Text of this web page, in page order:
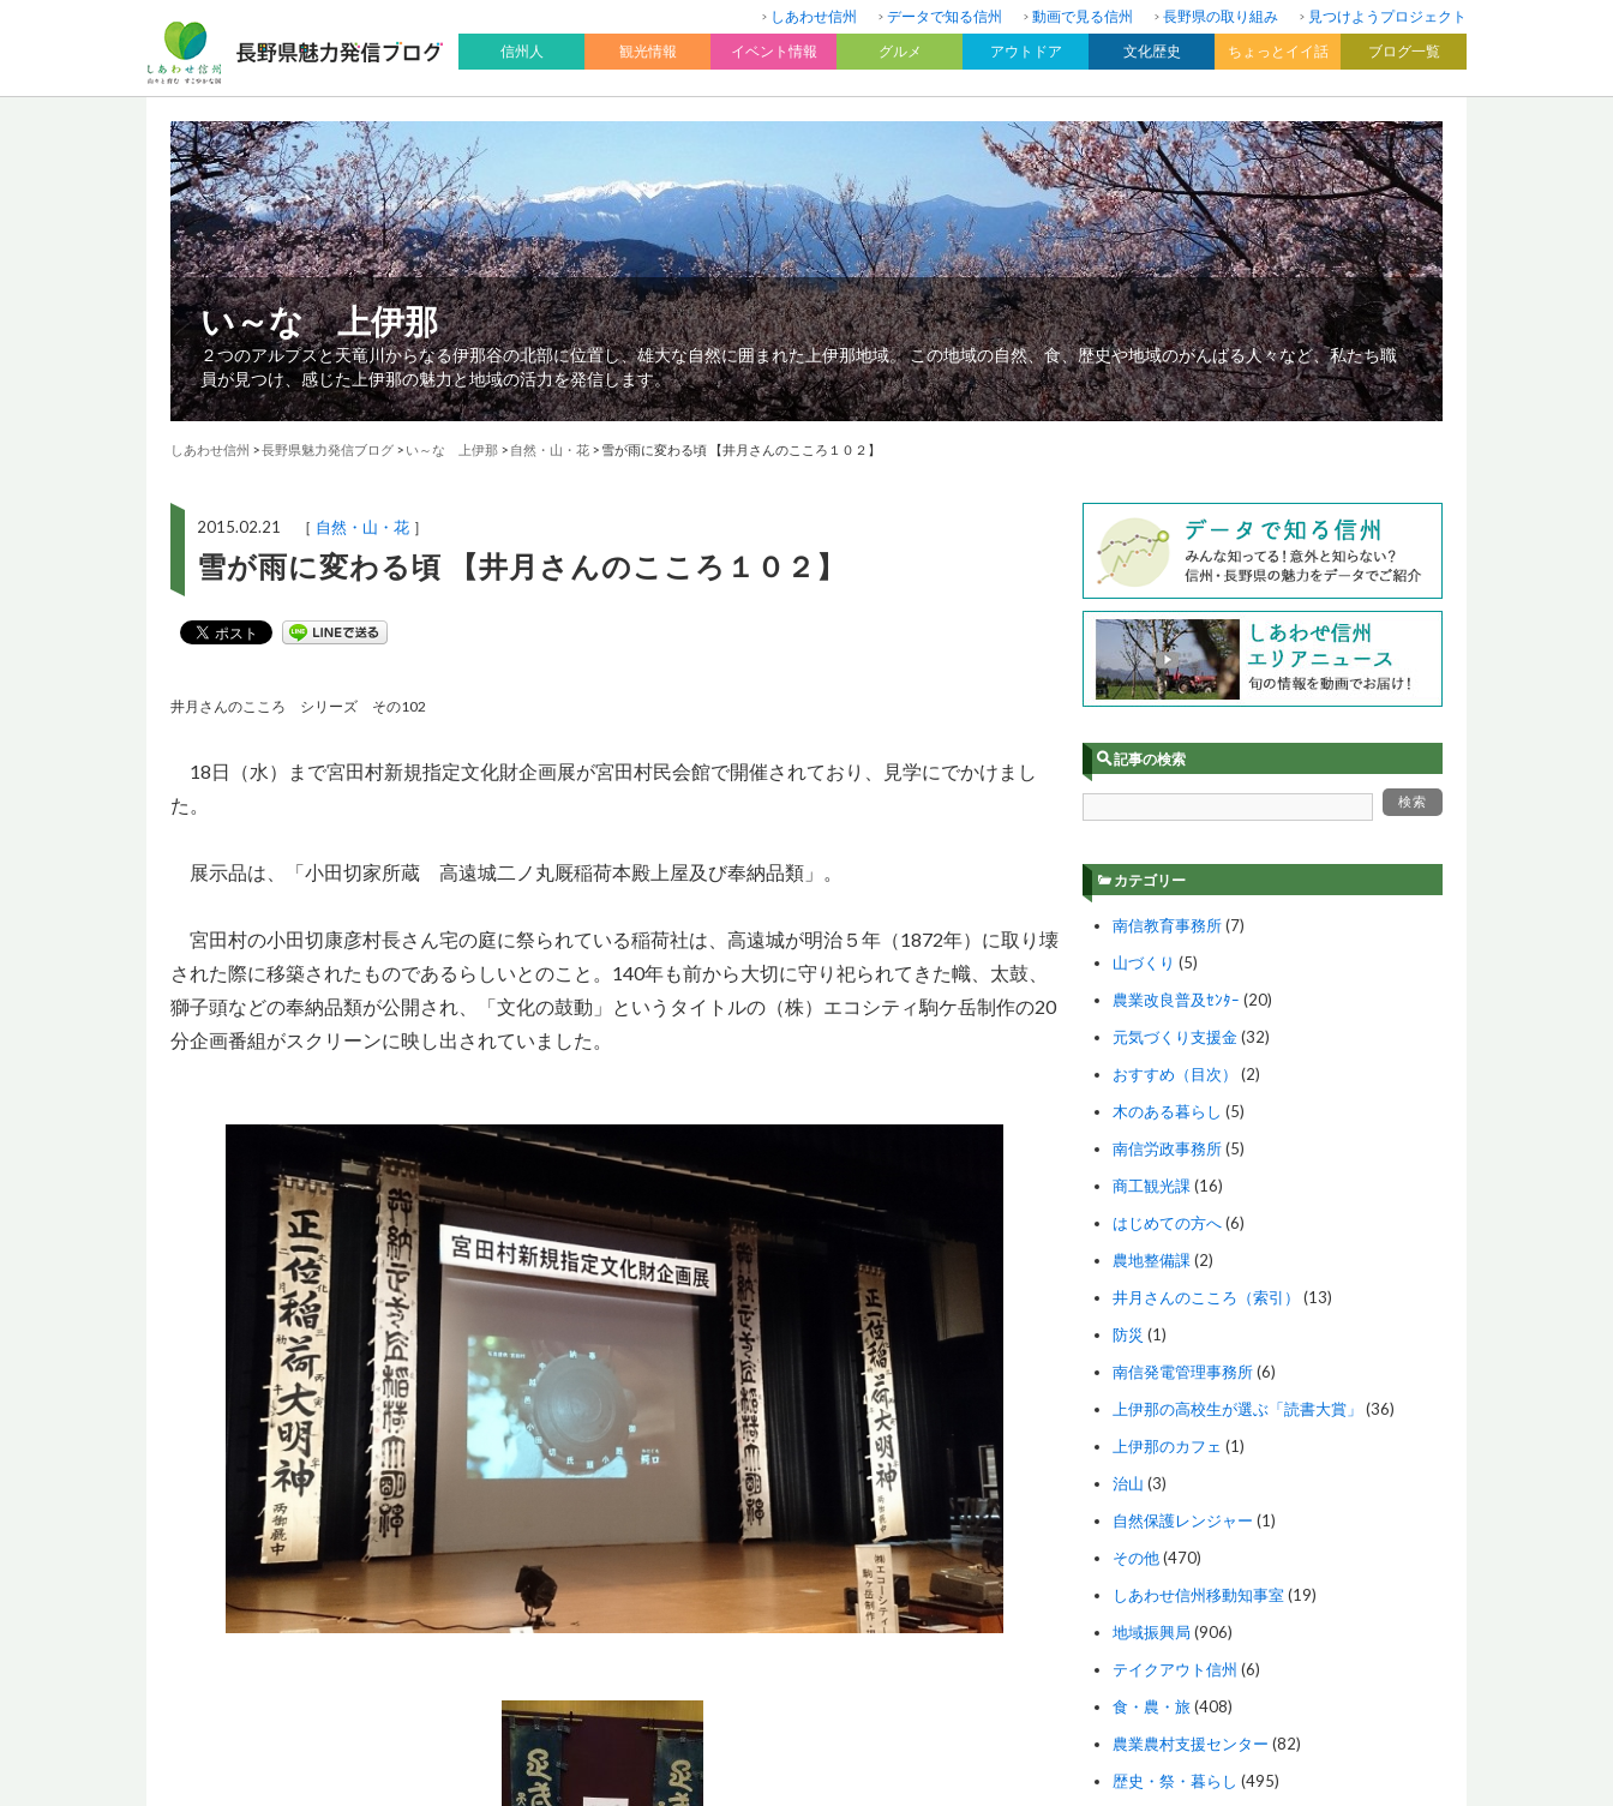
しあわせ信州 データで知る信州 動画で見る信州 長野県の取り組み
見つけようプロジェクト
信州人
観光情報 イベント情報 グルメ アウトドア 文化歴史 ちょっとイイ話 ブログ一覧
い～な 上伊那
２つのアルプスと天竜川からなる伊那谷の北部に位置し、雄大な自然に囲まれた上伊那地域。 この地域の自然、食、歴史や地域のがんばる人々など、私たち職
員が見つけ、感じた上伊那の魅力と地域の活力を発信します。
しあわせ信州 >長野県魅力発信ブログ > い～な 上伊那 > 自然・山・花 > 雪が雨に変わる頃 【井月さんのこころ１０２】
2015.02.21 ［ 自然・山・花 ］
雪が雨に変わる頃 【井月さんのこころ１０２】
井月さんのこころ シリーズ その102
18日（水）まで宮田村新規指定文化財企画展が宮田村民会館で開催されており、見学にでかけまし
た。
展示品は、「小田切家所蔵 高遠城二ノ丸厩稲荷本殿上屋及び奉納品類」。
宮田村の小田切康彦村長さん宅の庭に祭られている稲荷社は、高遠城が明治５年（1872年）に取り壊
された際に移築されたものであるらしいとのこと。140年も前から大切に守り祀られてきた幟、太鼓、
獅子頭などの奉納品類が公開され、「文化の鼓動」というタイトルの（株）エコシティ駒ケ岳制作の20
分企画番組がスクリーンに映し出されていました。
記事の検索
カテゴリー
南信教育事務所(7)
山づくり (5)
農業改良普及ｾﾝﾀｰ (20)
元気づくり支援金(32)
おすすめ（目次）
(2)
木のある暮らし (5)
南信労政事務所(5)
商工観光課 (16)
はじめての方へ(6)
農地整備課 (2)
井月さんのこころ（索引）
(13)
防災 (1)
南信発電管理事務所(6)
上伊那の高校生が選ぶ「読書大賞」
(36)
上伊那のカフェ (1)
治山 (3)
自然保護レンジャー (1)
その他(470)
しあわせ信州移動知事室(19)
地域振興局 (906)
テイクアウト信州 (6)
食・農・旅(408)
農業農村支援センター (82)
歴史・祭・暮らし (495)